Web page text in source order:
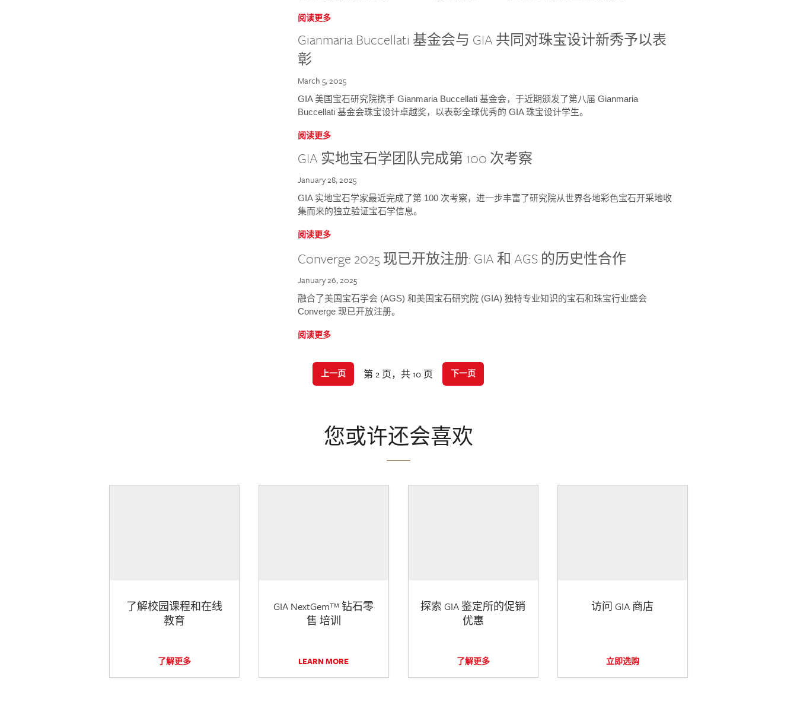
阅读更多
Gianmaria Buccellati 基金会与 GIA 共同对珠宝设计新秀予以表
彰
March 5, 2025
GIA 美国宝石研究院携手 Gianmaria Buccellati 基金会，于近期颁发了第八届 Gianmaria
Buccellati 基金会珠宝设计卓越奖，以表彰全球优秀的 GIA 珠宝设计学生。
阅读更多
GIA 实地宝石学团队完成第 100 次考察
January 28, 2025
GIA 实地宝石学家最近完成了第 100 次考察，进一步丰富了研究院从世界各地彩色宝石开采地收
集而来的独立验证宝石学信息。
阅读更多
Converge 2025 现已开放注册: GIA 和 AGS 的历史性合作
January 26, 2025
融合了美国宝石学会 (AGS) 和美国宝石研究院 (GIA) 独特专业知识的宝石和珠宝行业盛会
Converge 现已开放注册。
阅读更多
上一页 第 2 页，共 10 页 下一页
您或许还会喜欢
了解校园课程和在线
教育
了解更多
GIA NextGem™ 钻石零
售 培训
LEARN MORE
探索 GIA 鉴定所的促销
优惠
了解更多
访问 GIA 商店
立即选购